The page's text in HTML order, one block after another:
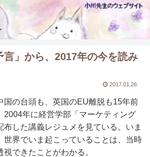
言」から、2017年の今を読み
2017.01.26
の台頭も、英国のEU離脱も15年前
2004年に経営学部「マーケティング
布した講義レジュメを見ている。いま
世界でいま起こっていることは、当時
できたことがわかる。